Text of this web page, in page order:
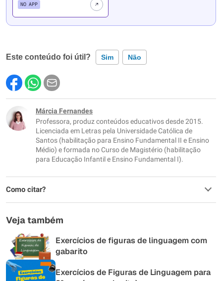
NO APP
Este conteúdo foi útil? Sim Não
Este conteúdo contém informação incorreta
Este conteúdo não tem a informação que procuro
Outro
Márcia Fernandes
Professora, produz conteúdos educativos desde 2015.
Licenciada em Letras pela Universidade Católica de
Santos (habilitação para Ensino Fundamental II e Ensino
Médio) e formada no Curso de Magistério (habilitação
para Educação Infantil e Ensino Fundamental I).
Como citar?
Veja também
Exercícios de figuras de linguagem com
gabarito
Exercícios de Figuras de Linguagem para